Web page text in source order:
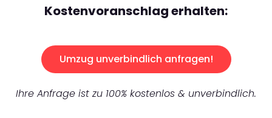
Kostenvoranschlag erhalten:
Umzug unverbindlich anfragen!
Ihre Anfrage ist zu 100% kostenlos & unverbindlich.